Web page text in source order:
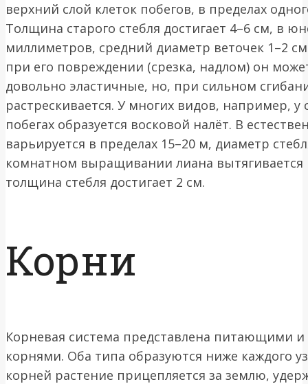
верхний слой клеток побегов, в пределах
Толщина старого стебля достигает 4–6 см, в
миллиметров, средний диаметр веточек 1–2
при его повреждении (срезка, надлом) он
довольно эластичные, но, при сильном
растрескивается. У многих видов, например,
побегах образуется восковой налёт. В
варьируется в пределах 15–20 м, диаметр
комнатном выращивании лиана вытягивается
толщина стебля достигает 2 см.
Корни
Корневая система представлена питающими
корнями. Оба типа образуются ниже каждого
корней растение прицепляется за землю,